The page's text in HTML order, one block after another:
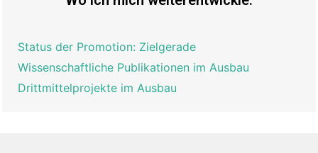
Status der Promotion: Zielgerade
Wissenschaftliche Publikationen im Ausbau
Drittmittelprojekte im Ausbau